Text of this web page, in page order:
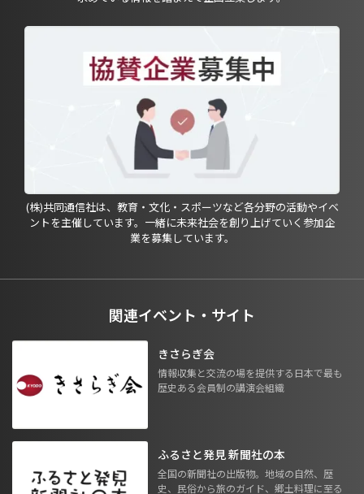
(株)共同通信社は、教育・文化・スポーツなど各分野の活動やイベ
ントを主催しています。一緒に未来社会を創り上げていく参加企
業を募集しています。
関連イベント・サイト
きさらぎ会
情報収集と交流の場を提供する日本で最も
歴史ある会員制の講演会組織
ふるさと発見 新聞社の本
全国の新聞社の出版物。地域の自然、歴
史、民俗から旅のガイド、郷土料理に至る